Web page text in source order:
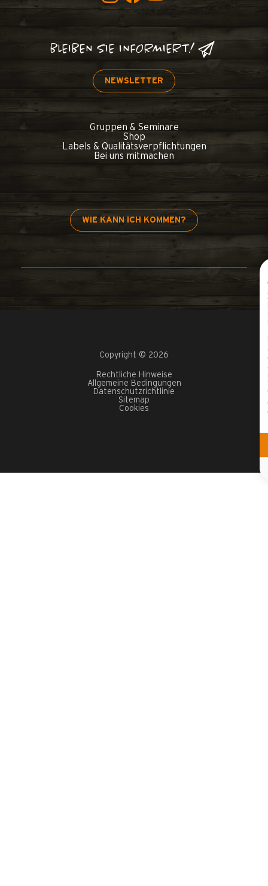
BLEIBEN SIE INFORMIERT!
NEWSLETTER
Gruppen & Seminare
Shop
Labels & Qualitätsverpflichtungen
Bei uns mitmachen
WIE KANN ICH KOMMEN?
Copyright © 2026
Rechtliche Hinweise
Allgemeine Bedingungen
Datenschutzrichtlinie
Sitemap
Cookies